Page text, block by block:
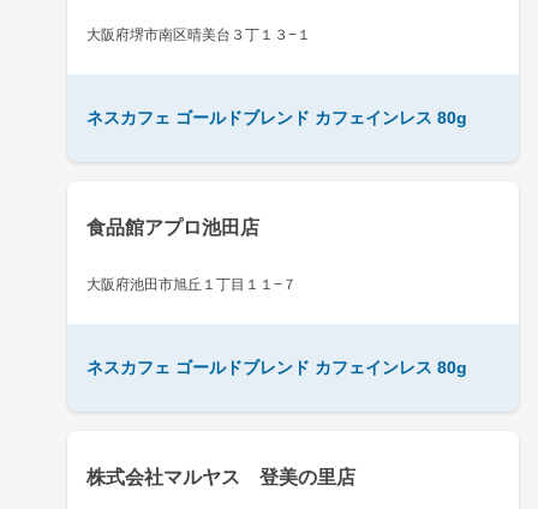
大阪府堺市南区晴美台３丁１３−１
ネスカフェ ゴールドブレンド カフェインレス 80g
食品館アプロ池田店
大阪府池田市旭丘１丁目１１−７
ネスカフェ ゴールドブレンド カフェインレス 80g
株式会社マルヤス 登美の里店